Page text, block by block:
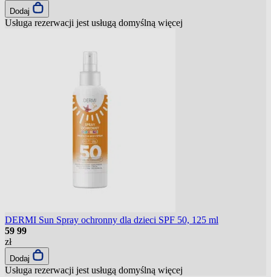
Dodaj
Usługa rezerwacji jest usługą domyślną więcej
DERMI Sun Spray ochronny dla dzieci SPF 50, 125 ml
59 99
zł
Dodaj
Usługa rezerwacji jest usługą domyślną więcej